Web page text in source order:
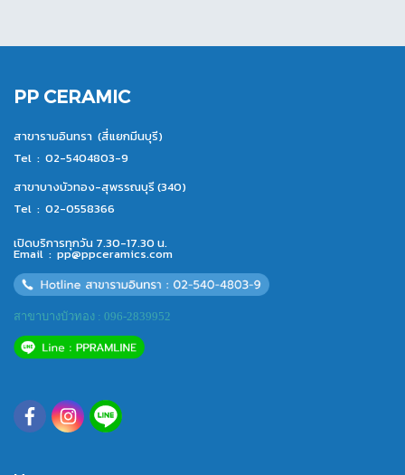
PP CERAMIC
สาขารามอินทรา (สี่แยกมีนบุรี)
Tel : 02-5404803-9
สาขาบางบัวทอง-สุพรรณบุรี (340)
Tel : 02-0558366
เปิดบริการทุกวัน 7.30-17.30 น.
Email : pp@ppceramics.com
สาขาบางบัวทอง : 096-2839952